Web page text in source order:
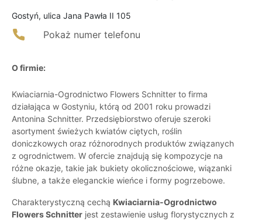
Gostyń, ulica Jana Pawła II 105
Pokaż numer telefonu
O firmie:
Kwiaciarnia-Ogrodnictwo Flowers Schnitter to firma
działająca w Gostyniu, którą od 2001 roku prowadzi
Antonina Schnitter. Przedsiębiorstwo oferuje szeroki
asortyment świeżych kwiatów ciętych, roślin
doniczkowych oraz różnorodnych produktów związanych
z ogrodnictwem. W ofercie znajdują się kompozycje na
różne okazje, takie jak bukiety okolicznościowe, wiązanki
ślubne, a także eleganckie wieńce i formy pogrzebowe.
Charakterystyczną cechą Kwiaciarnia-Ogrodnictwo
Flowers Schnitter jest zestawienie usług florystycznych z